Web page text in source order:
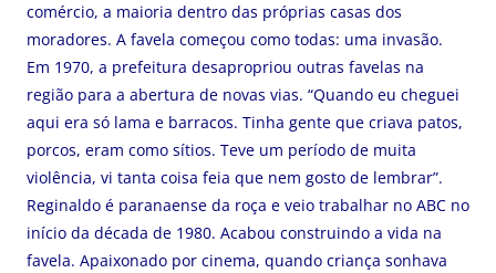
comércio, a maioria dentro das próprias casas dos
moradores. A favela começou como todas: uma invasão.
Em 1970, a prefeitura desapropriou outras favelas na
região para a abertura de novas vias. “Quando eu cheguei
aqui era só lama e barracos. Tinha gente que criava patos,
porcos, eram como sítios. Teve um período de muita
violência, vi tanta coisa feia que nem gosto de lembrar”.
Reginaldo é paranaense da roça e veio trabalhar no ABC no
início da década de 1980. Acabou construindo a vida na
favela. Apaixonado por cinema, quando criança sonhava